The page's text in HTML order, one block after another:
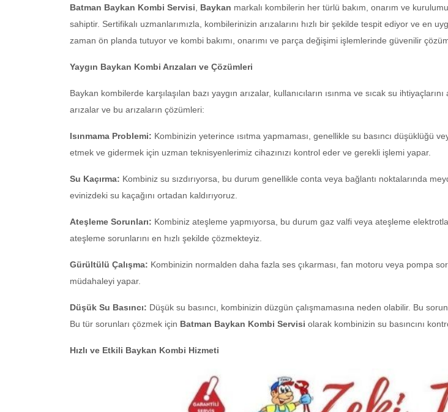
Batman Baykan Kombi Servisi Baykan markalı kombilerin her türlü bakım, onarım ve
sahiptir. Sertifikalı uzmanlarımızla, kombilerinizin arızalarını hızlı bir şekilde tespit ediyor ve
zaman ön planda tutuyor ve kombi bakımı, onarımı ve parça değişimi işlemlerinde güvenilir
Yaygın Baykan Kombi Arızaları ve Çözümleri
Baykan kombilerde karşılaşılan bazı yaygın arızalar, kullanıcıların ısınma ve sıcak su
arızalar ve bu arızaların çözümleri:
Isınmama Problemi: Kombinizin yeterince ısıtma yapmaması, genellikle su basıncı düşüklüğü
etmek ve gidermek için uzman teknisyenlerimiz cihazınızı kontrol eder ve gerekli işlemi yapar.
Su Kaçırma: Kombiniz su sızdırıyorsa, bu durum genellikle conta veya bağlantı noktalarında
evinizdeki su kaçağını ortadan kaldırıyoruz.
Ateşleme Sorunları: Kombiniz ateşleme yapmıyorsa, bu durum gaz valfi veya ateşleme
ateşleme sorunlarını en hızlı şekilde çözmekteyiz.
Gürültülü Çalışma: Kombinizin normalden daha fazla ses çıkarması, fan motoru veya pompa
müdahaleyi yapar.
Düşük Su Basıncı: Düşük su basıncı, kombinizin düzgün çalışmamasına neden olabilir. Bu
Bu tür sorunları çözmek için Batman Baykan Kombi Servisi olarak kombinizin su basıncını
Hızlı ve Etkili Baykan Kombi Hizmeti